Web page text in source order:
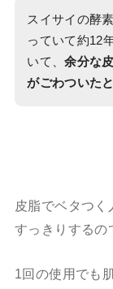
スイサイの酵
っていて約12
いて、余分な
がごわついた
皮脂でベタつ
すっきりするの
1回の使用でも